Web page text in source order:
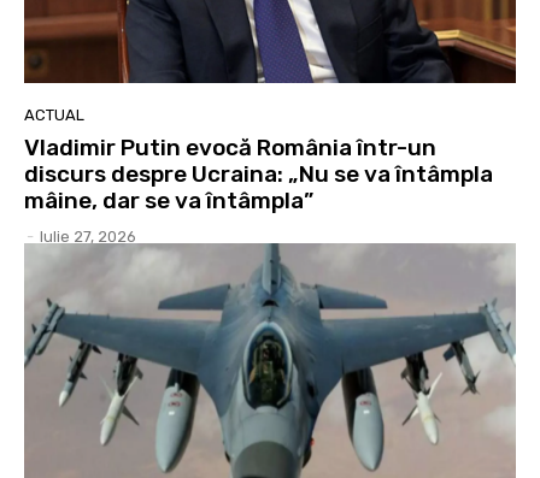
ACTUAL
Vladimir Putin evocă România într-un
discurs despre Ucraina: „Nu se va întâmpla
mâine, dar se va întâmpla”
- Iulie 27, 2026